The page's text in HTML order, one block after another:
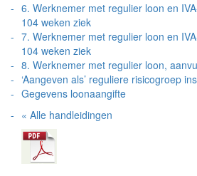
6. Werknemer met regulier loon en
104 weken ziek
7. Werknemer met regulier loon en
104 weken ziek
8. Werknemer met regulier loon,
‘Aangeven als’ reguliere risicogroep
Gegevens loonaangifte
« Alle handleidingen